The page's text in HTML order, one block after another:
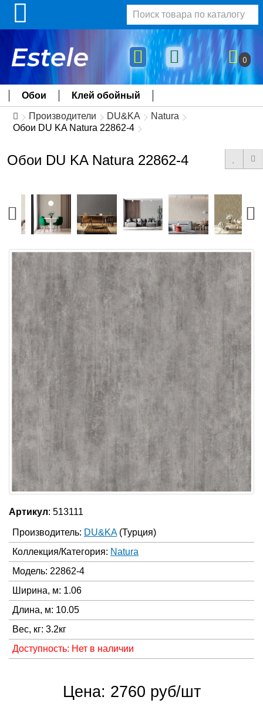
0
Обои Клей обойный
Производители DU&KA
Natura
Обои DU KA Natura 22862-4
Обои DU KA Natura 22862-4
Артикул: 513111
Производитель: DU&KA (Турция)
Коллекция/Категория: Natura
Модель: 22862-4
Ширина, м: 1.06
Длина, м: 10.05
Вес, кг: 3.2кг
Доступность: Нет в наличии
Цена: 2760 руб/шт